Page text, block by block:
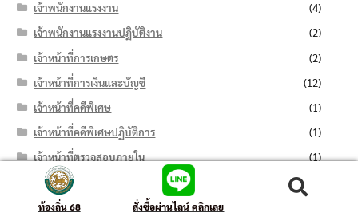
เจ้าพนักงานแรงงาน
(4)
เจ้าพนักงานแรงงานปฏิบัติงาน
(2)
เจ้าหน้าที่การเกษตร
(2)
เจ้าหน้าที่การเงินและบัญชี
(12)
เจ้าหน้าที่คดีพิเศษ
(1)
เจ้าหน้าที่คดีพิเศษปฏิบัติการ
(1)
เจ้าหน้าที่ตรวจสอบภายใน
(1)
เจ้าหน้าที่ตำรวจรัฐสภา
เจ้าหน้าที่ตำรวจรัฐสภาปฏิบัติงาน
ท้องถิ่น 68 สั่งซื้อผ่านไลน์ คลิกเลย